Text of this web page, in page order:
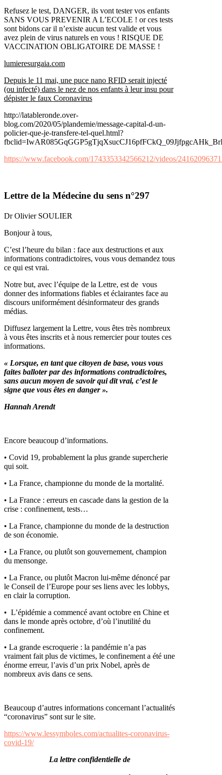
Refusez le test, DANGER, ils vont tester vos enfants
SANS VOUS PREVENIR A L’ECOLE ! or ces tests
sont bidons car il n’existe aucun test valide et vous
avez plein de virus naturels en vous ! RISQUE DE
VACCINATION OBLIGATOIRE DE MASSE !
lumieresurgaia.com
Depuis le 11 mai, une puce nano RFID serait injecté
(ou infecté) dans le nez de nos enfants à leur insu pour
dépister le faux Coronavirus
http://latableronde.over-
blog.com/2020/05/plandemie/message-capital-d-un-
policier-que-je-transfere-tel-quel.html?
https://www.facebook.com/1743353342566212/videos/
Lettre de la Médecine du sens n°297
Dr Olivier SOULIER
Bonjour à tous,
C’est l’heure du bilan : face aux destructions et aux
informations contradictoires, vous vous demandez tous
ce qui est vrai.
Notre but, avec l’équipe de la Lettre, est de vous
donner des informations fiables et éclairantes face au
discours uniformément désinformateur des grands
médias.
Diffusez largement la Lettre, vous êtes très nombreux
à vous êtes inscrits et à nous remercier pour toutes ces
informations.
« Lorsque, en tant que citoyen de base, vous vous
faites balloter par des informations contradictoires,
sans aucun moyen de savoir qui dit vrai, c’est le
signe que vous êtes en danger ».
Hannah Arendt
Encore beaucoup d’informations.
• Covid 19, probablement la plus grande supercherie
qui soit.
• La France, championne du monde de la mortalité.
• La France : erreurs en cascade dans la gestion de la
crise : confinement, tests…
• La France, championne du monde de la destruction
de son économie.
• La France, ou plutôt son gouvernement, champion
du mensonge.
• La France, ou plutôt Macron lui-même dénoncé par
le Conseil de l’Europe pour ses liens avec les lobbys,
en clair la corruption.
• L’épidémie a commencé avant octobre en Chine et
dans le monde après octobre, d’où l’inutilité du
confinement.
• La grande escroquerie : la pandémie n’a pas
vraiment fait plus de victimes, le confinement a été une
énorme erreur, l’avis d’un prix Nobel, après de
nombreux avis dans ce sens.
Beaucoup d’autres informations concernant l’actualités
“coronavirus” sont sur le site.
https://www.lessymboles.com/actualites-coronavirus-
covid-19/
La lettre confidentielle de